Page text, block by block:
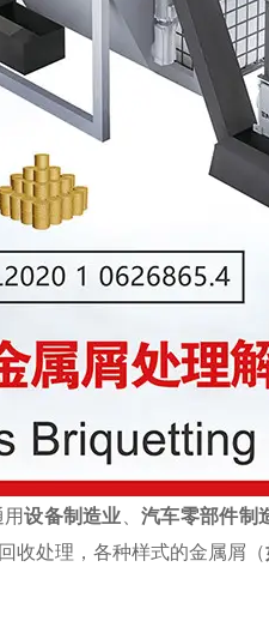
用设备制造业 、汽车零部件制
收处理，各种样式的金属屑（